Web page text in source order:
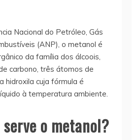
Nacional do Petróleo, Gás
(ANP), o metanol é
da família dos álcoois,
carbono, três átomos de
hidroxila cuja fórmula é
à temperatura ambiente.
o metanol?